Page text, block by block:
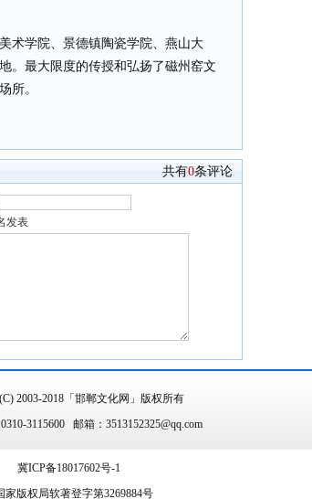
术学院、景德镇陶瓷学院、燕山大
。最大限度的传授和弘扬了磁州窑文
所。
共有0条评论
发表
2003-2018「邯郸文化网」版权所有
3115600 邮箱：3513152325@qq.com
冀ICP备18017602号-1
家版权局软著登字第3269884号